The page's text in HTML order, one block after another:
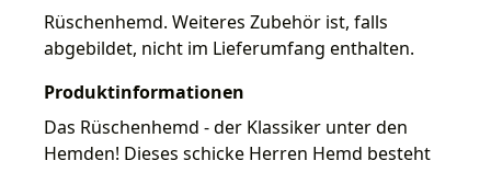
Rüschenhemd. Weiteres Zubehör ist, falls
abgebildet, nicht im Lieferumfang enthalten.
Produktinformationen
Das Rüschenhemd - der Klassiker unter den
Hemden! Dieses schicke Herren Hemd besteht